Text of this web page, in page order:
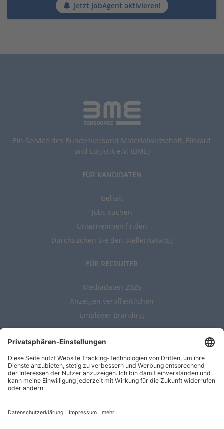
Jetzt JobAgent aktivieren!
Ein Service des Bundesverband Materialwirtschaft, Einkauf
und Logistik e.V. (BME)
FÜR KANDIDATEN
Gehalt
Jobs suchen
Unternehmen finden
Durchsuchen Sie den Stellenkatalog
FÜR RECRUITER
Mediadaten 2026
Anzeigen veröffentlichen
Employer Branding
ALLGEMEIN
Kontakt
AGBs